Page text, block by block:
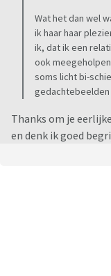
Wat het dan wel
ik haar haar
ik, dat ik een
ook
soms licht bi-
Thanks om je
en denk ik goed